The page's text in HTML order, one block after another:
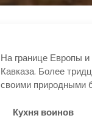
На границе Европы
Кавказа. Более
своими природными
Кухня воинов